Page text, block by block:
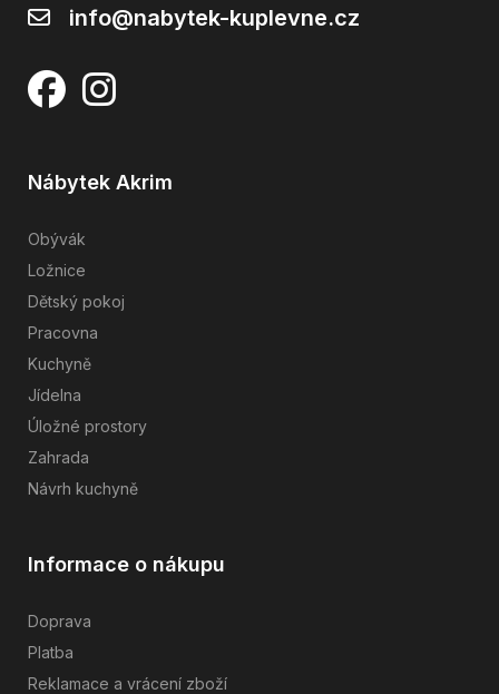
info@nabytek-kuplevne.cz
Nábytek Akrim
Obývák
Ložnice
Dětský pokoj
Pracovna
Kuchyně
Jídelna
Úložné prostory
Zahrada
Návrh kuchyně
Informace o nákupu
Doprava
Platba
Reklamace a vrácení zboží